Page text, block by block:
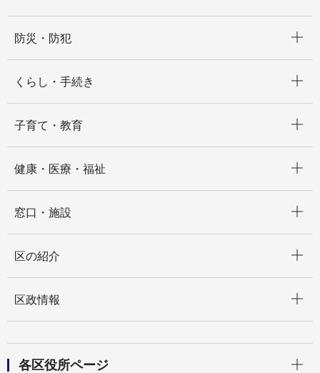
防災・防犯
くらし・手続き
子育て・教育
健康・医療・福祉
窓口・施設
区の紹介
区政情報
各区役所ページ